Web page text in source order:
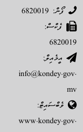
ފޯން: 6820019
ފެކްސް:
6820019
އީމެއިލް:
info@kondey.gov.
mv
ވެބްސައިޓް:
www.kondey.gov.